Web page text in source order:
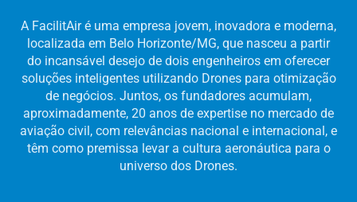
A FacilitAir é uma empresa jovem, inovadora e moderna,
localizada em Belo Horizonte/MG, que nasceu a partir
do incansável desejo de dois engenheiros em oferecer
soluções inteligentes utilizando Drones para otimização
de negócios. Juntos, os fundadores acumulam,
aproximadamente, 20 anos de expertise no mercado de
aviação civil, com relevâncias nacional e internacional, e
têm como premissa levar a cultura aeronáutica para o
universo dos Drones.